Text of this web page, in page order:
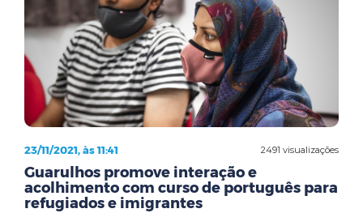
2491 visualizações
23/11/2021, às 11:41
Guarulhos promove interação e
acolhimento com curso de português para
refugiados e imigrantes